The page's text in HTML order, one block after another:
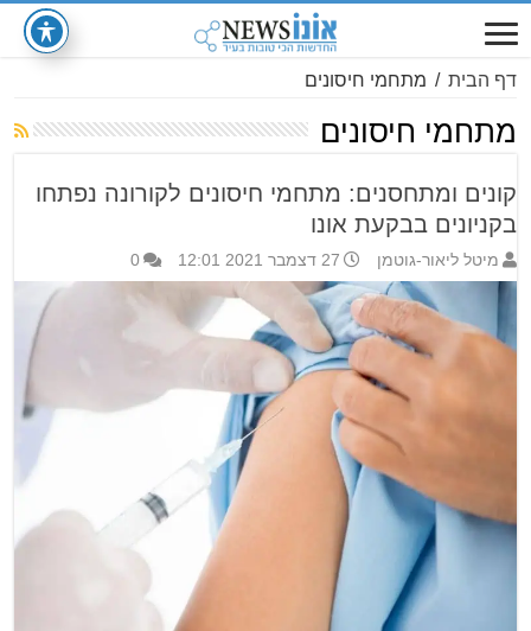
דף הבית / מתחמי חיסונים
מתחמי חיסונים
קונים ומתחסנים: מתחמי חיסונים לקורונה נפתחו
בקניונים בבקעת אונו
מיטל ליאור-גוטמן 27 דצמבר 2021 12:01 0